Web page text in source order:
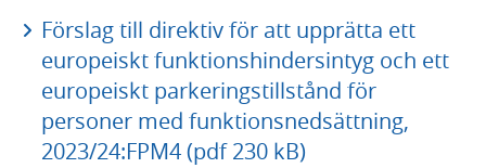
Förslag till direktiv för att upprätta ett
europeiskt funktionshindersintyg och ett
europeiskt parkeringstillstånd för
personer med funktionsnedsättning,
2023/24:FPM4 (pdf 230 kB)